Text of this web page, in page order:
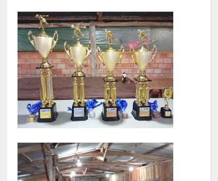
Editais
Planos
Concursos
Termos de Compromisso
LRF
RGF – Relatório de Gestão Fiscal
RREO – Relatório Resumido da Execução Orçamentária
LOA – Lei Orçamentária Anual